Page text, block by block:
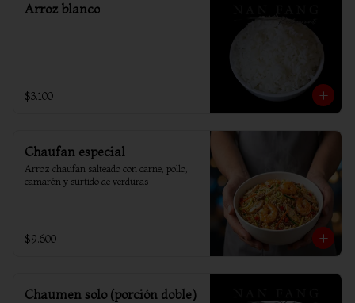
Arroz blanco
$3.100
Chaufan especial
Arroz chaufan salteado con carne, pollo,
camarón y surtido de verduras
$9.600
Chaumen solo (porción doble)